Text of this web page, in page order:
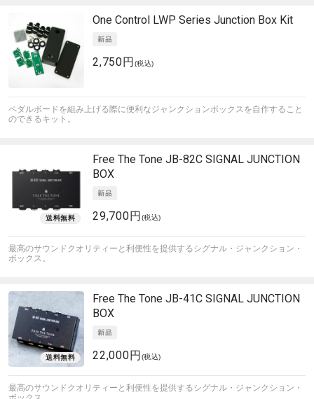
One Control LWP Series Junction Box Kit
2,750円 (税込)
ペダルボードを組み上げる際に便利なジャンクションボックスを自作すること
のできるキット。
Free The Tone JB-82C SIGNAL JUNCTION
BOX
29,700円 (税込)
最高のサウンドクオリティーと利便性を提供するシグナル・ジャンクション・
ボックス。
Free The Tone JB-41C SIGNAL JUNCTION
BOX
22,000円 (税込)
最高のサウンドクオリティーと利便性を提供するシグナル・ジャンクション・